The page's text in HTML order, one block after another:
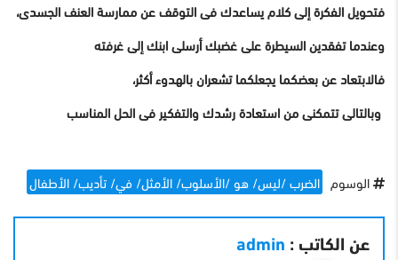
فتحويل الفكرة إلى كلام يساعدك فى التوقف عن ممارسة العنف الجسدى،
وعندما تفقدين السيطرة على غضبك أرسلى ابنك إلى غرفته
فالابتعاد عن بعضكما يجعلكما تشعران بالهدوء أكثر،
وبالتالى تتمكنى من استعادة رشدك والتفكير فى الحل المناسب
الوسوم الضرب /ليس/ هو /الأسلوب/ الأمثل/ في/ تأديب/ الأطفال
عن الكاتب : admin